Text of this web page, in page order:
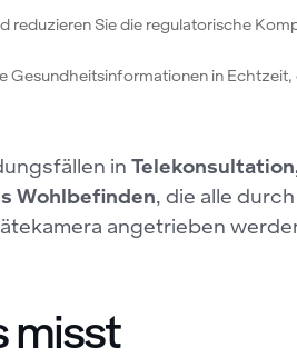
reduzieren Sie die regulatorische
Gesundheitsinformationen in
in
Wohlbefinden, die alle
angetrieben
misst